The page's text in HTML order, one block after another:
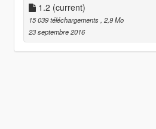
1.2 (current)
15 039 téléchargements , 2,9 Mo
23 septembre 2016